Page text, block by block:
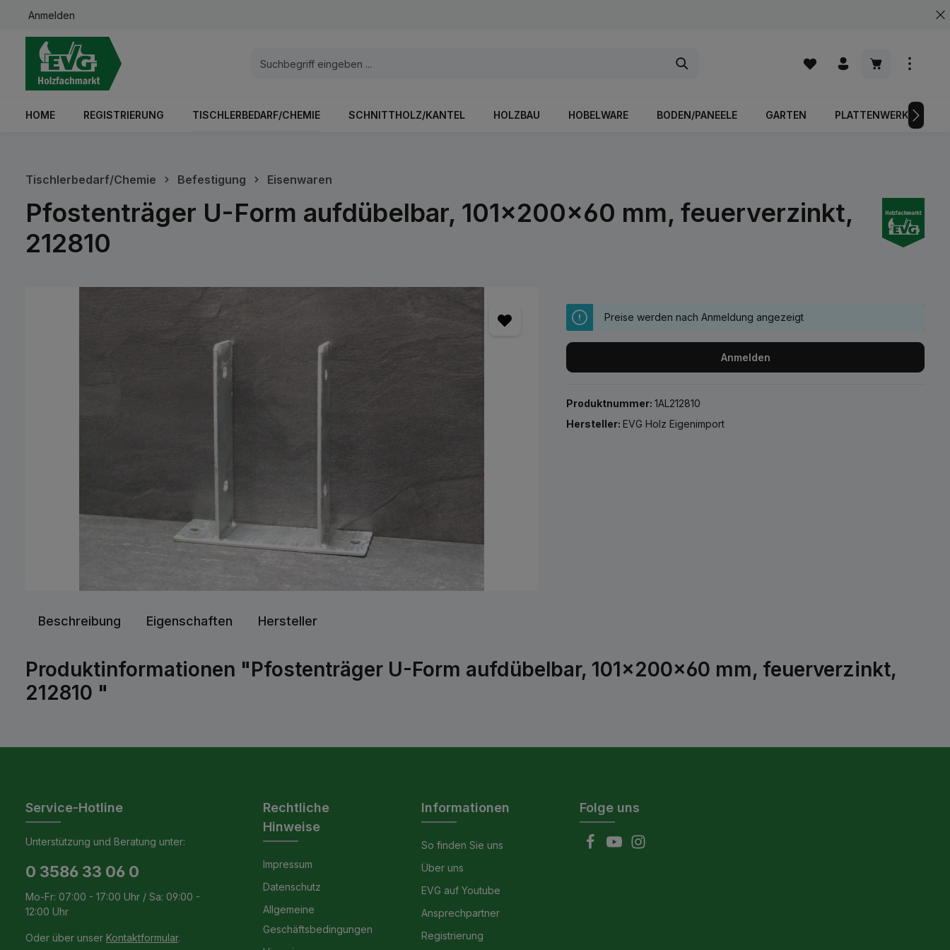
Zur Hauptnavigation springen
Anmelden
Warenkorb
HOME REGISTRIERUNG TISCHLERBEDARF/CHEMIE SCHNITTHOLZ/KANTEL HOLZBAU HOBELWARE BODEN/PANEELE GARTEN PLATTENWERKSTOFFE
Tischlerbedarf/Chemie Befestigung Eisenwaren
Pfostenträger U-Form aufdübelbar, 101x200x60 mm, feuerverzinkt,
212810
Preise werden nach Anmeldung angezeigt
Anmelden
Produktnummer:1AL212810
Hersteller:EVG Holz Eigenimport
Beschreibung Eigenschaften Hersteller
Produktinformationen "Pfostenträger U-Form aufdübelbar, 101x200x60 mm, feuerverzinkt,
212810 "
Service-Hotline
Unterstützung und Beratung unter:
0 3586 33 06 0
Mo-Fr: 07:00 - 17:00 Uhr / Sa: 09:00 -
12:00 Uhr
Oder über unser Kontaktformular.
Rechtliche
Hinweise
Impressum
Datenschutz
Allgemeine
Geschäftsbedingungen
Informationen
So finden Sie uns
Über uns
EVG auf Youtube
Ansprechpartner
Registrierung
Folge uns